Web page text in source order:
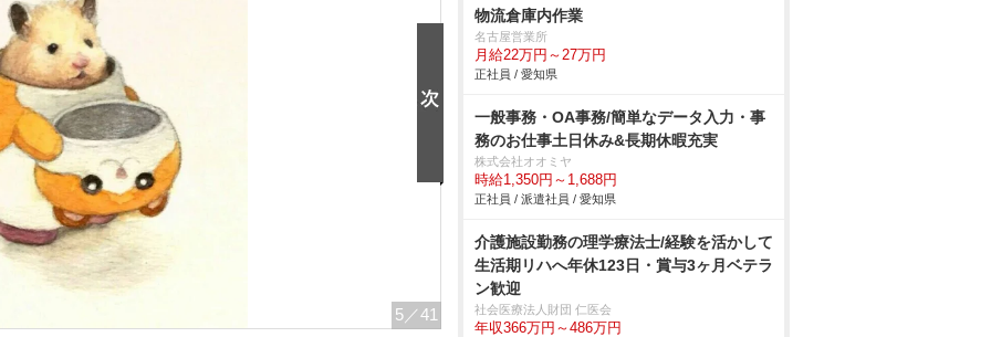
5 ／41
物流倉庫内作業
名古屋営業所
月給22万円～27万円
正社員 / 愛知県
一般事務・OA事務/簡単なデータ入力・事
務のお仕事土日休み&長期休暇充実
株式会社オオミヤ
時給1,350円～1,688円
正社員 / 派遣社員 / 愛知県
介護施設勤務の理学療法士/経験を活かして
生活期リハへ年休123日・賞与3ヶ月ベテラ
ン歓迎
社会医療法人財団 仁医会
年収366万円～486万円